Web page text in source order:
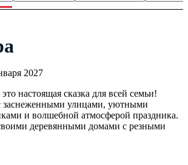
2027
настоящая сказка для всей семьи!
заснеженными улицами, уютными
и волшебной атмосферой праздника.
деревянными домами с резными